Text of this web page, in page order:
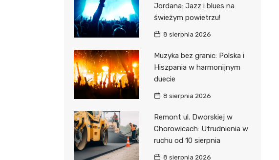
Jordana: Jazz i blues na
świeżym powietrzu!
8 sierpnia 2026
Muzyka bez granic: Polska i
Hiszpania w harmonijnym
duecie
8 sierpnia 2026
Remont ul. Dworskiej w
Chorowicach: Utrudnienia w
ruchu od 10 sierpnia
8 sierpnia 2026